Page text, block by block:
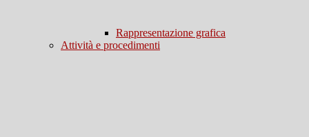
Rappresentazione grafica
Attività e procedimenti